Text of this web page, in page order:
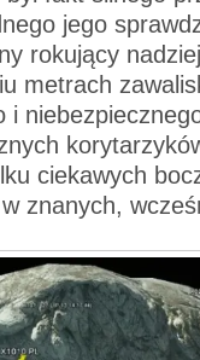
jego
rokujący
metrach
i
ciekawych
w znanych,